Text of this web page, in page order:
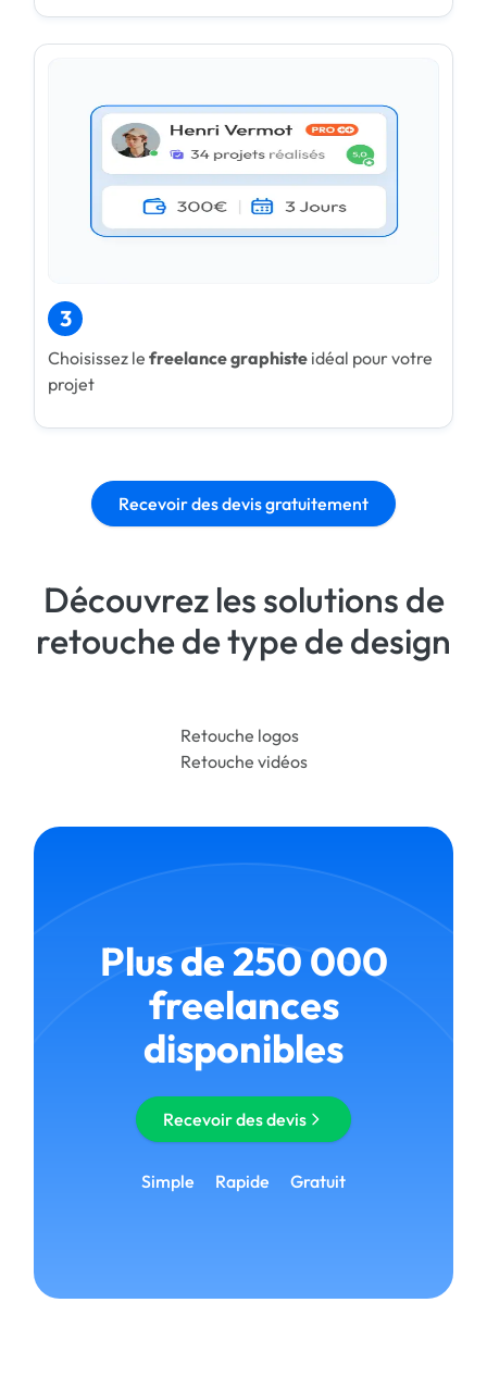
3
Choisissez le freelance graphiste idéal pour votre
projet
Recevoir des devis gratuitement
Découvrez les solutions de
retouche de type de design
Retouche logos
Retouche vidéos
Plus de 250 000
freelances
disponibles
Recevoir des devis
Simple Rapide Gratuit